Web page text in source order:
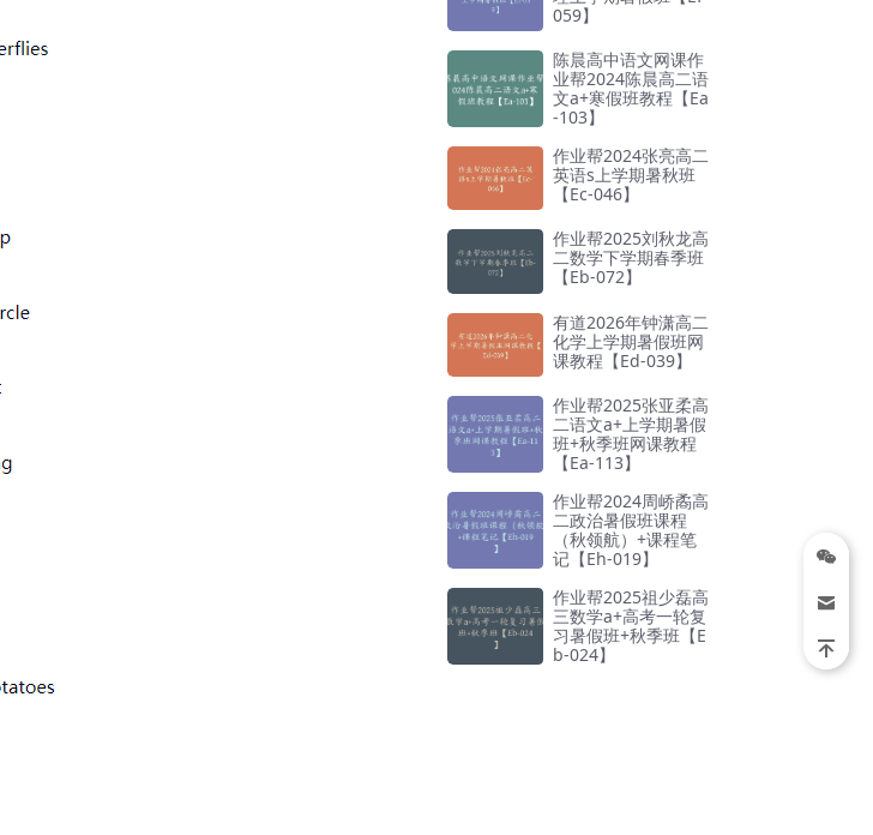
059】
陈晨高中语文网课作
业帮2024陈晨高二语
文a+寒假班教程【Ea
-103】
作业帮2024张亮高二
英语s上学期暑秋班
【Ec-046】
作业帮2025刘秋龙高
二数学下学期春季班
【Eb-072】
有道2026年钟潇高二
化学上学期暑假班网
课教程【Ed-039】
作业帮2025张亚柔高
二语文a+上学期暑假
班+秋季班网课教程
【Ea-113】
作业帮2024周峤矞高
二政治暑假班课程
（秋领航）+课程笔
记【Eh-019】
作业帮2025祖少磊高
三数学a+高考一轮复
习暑假班+秋季班【E
b-024】